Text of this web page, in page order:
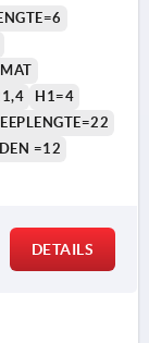
H1=4
=12
DETAILS